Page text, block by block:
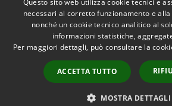
Accessibilità
Questo sito web utilizza cookie tecnici e
necessari al corretto funzionamento e
nonché un cookie tecnico analitico al
informazioni statistiche,
Per maggiori dettagli, può consultare la
ACCETTA TUTTO
MOSTRA DETTAGLI